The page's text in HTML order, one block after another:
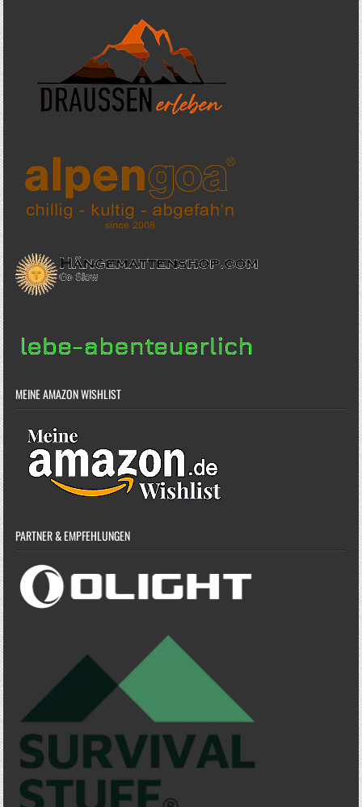
MEINE AMAZON WISHLIST
PARTNER & EMPFEHLUNGEN